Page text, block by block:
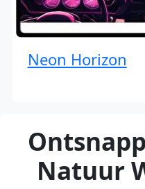
Neon Horizon
Natuur